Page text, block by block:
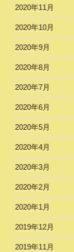
2020年11月
2020年10月
2020年9月
2020年8月
2020年7月
2020年6月
2020年5月
2020年4月
2020年3月
2020年2月
2020年1月
2019年12月
2019年11月